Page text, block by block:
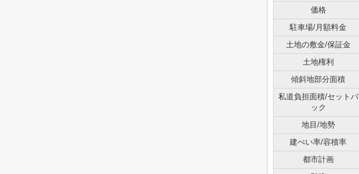
価格
駐車場/月額料金
土地の敷金/保証金
土地権利
傾斜地部分面積
私道負担面積/セットバ
ック
地目/地勢
建ぺい率/容積率
都市計画